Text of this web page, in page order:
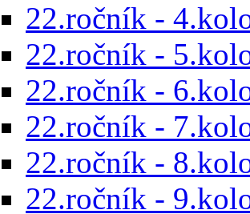
22.ročník -
22.ročník -
22.ročník -
22.ročník -
22.ročník -
22.ročník -